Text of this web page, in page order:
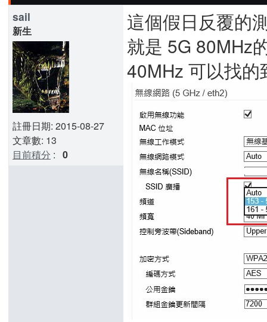
sail
新生
註冊日期: 2015-08-27
文章數: 13
目前積分 : 0
這個假日反覆的
就是 5G 80MHz
40MHz 可以找的